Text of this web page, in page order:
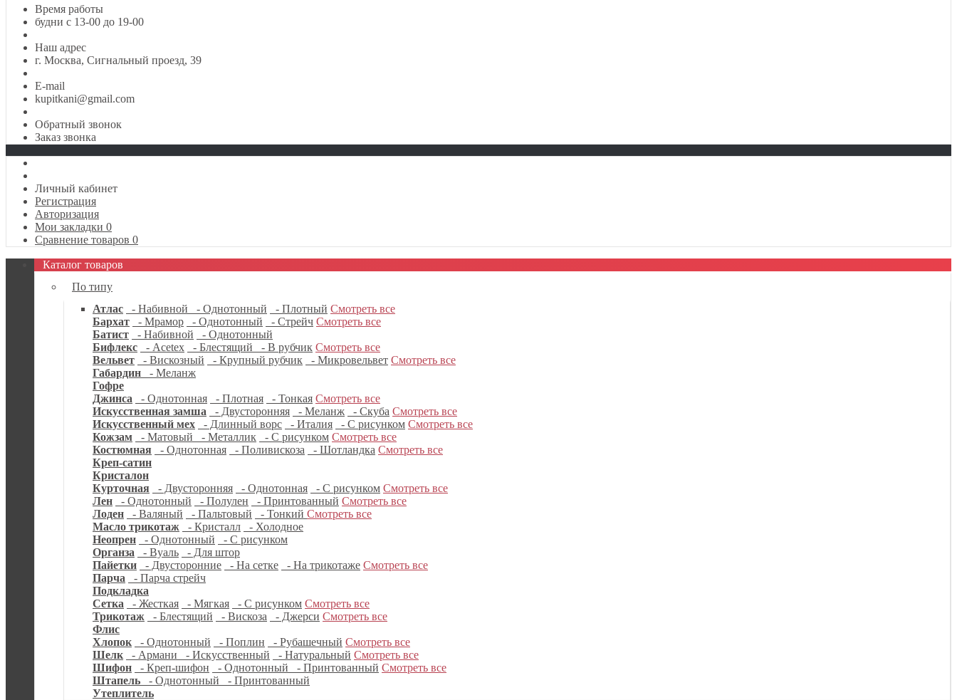
Время работы
будни с 13-00 до 19-00
Наш адрес
г. Москва, Сигнальный проезд, 39
E-mail
kupitkani@gmail.com
Обратный звонок
Заказ звонка
Личный кабинет
Регистрация
Авторизация
Мои закладки 0
Сравнение товаров 0
Каталог товаров
По типу
Атлас
- Набивной - Однотонный - Плотный Смотреть все
Бархат
- Мрамор - Однотонный - Стрейч Смотреть все
Батист
- Набивной
- Однотонный
Бифлекс
- Acetex - Блестящий - В рубчик Смотреть все
Вельвет
- Вискозный - Крупный рубчик - Микровельвет Смотреть все
Габардин
- Меланж
Гофре
Джинса
- Однотонная - Плотная - Тонкая Смотреть все
Искусственная замша
- Двусторонняя - Меланж - Скуба Смотреть все
Искусственный мех
- Длинный ворс - Италия - С рисунком Смотреть все
Кожзам
- Матовый - Металлик - С рисунком Смотреть все
Костюмная
- Однотонная - Поливискоза - Шотландка Смотреть все
Креп-сатин
Кристалон
Курточная
- Двусторонняя - Однотонная - С рисунком Смотреть все
Лен
- Однотонный - Полулен - Принтованный Смотреть все
Лоден
- Валяный - Пальтовый - Тонкий Смотреть все
Масло трикотаж
- Кристалл
- Холодное
Неопрен
- Однотонный
- С рисунком
Органза
- Вуаль
- Для штор
Пайетки
- Двусторонние - На сетке - На трикотаже Смотреть все
Парча
- Парча стрейч
Подкладка
Сетка
- Жесткая - Мягкая - С рисунком Смотреть все
Трикотаж
- Блестящий - Вискоза - Джерси Смотреть все
Флис
Хлопок
- Однотонный - Поплин - Рубашечный Смотреть все
Шелк
- Армани - Искусственный - Натуральный Смотреть все
Шифон
- Креп-шифон - Однотонный - Принтованный Смотреть все
Штапель
- Однотонный
- Принтованный
Утеплитель